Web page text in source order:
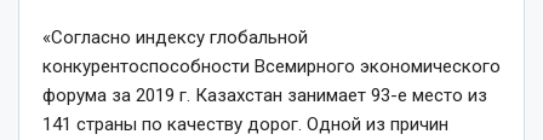
«Согласно индексу глобальной
конкурентоспособности Всемирного экономического
форума за 2019 г. Казахстан занимает 93-е место из
141 страны по качеству дорог. Одной из причин